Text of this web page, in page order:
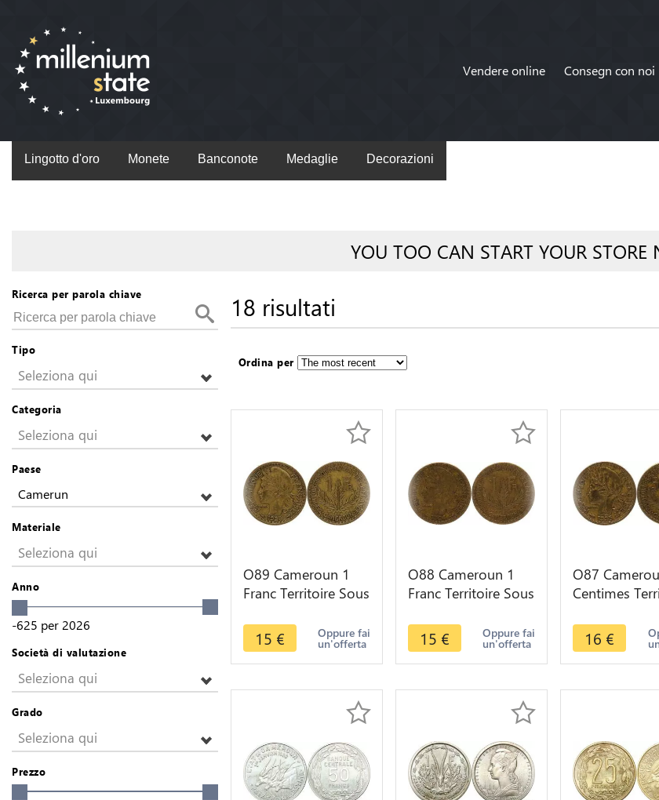
Vendere online Consegn con noi
Lingotto d'oro Monete Banconote Medaglie Decorazioni
YOU TOO CAN START YOUR STORE
Ricerca per parola chiave
Tipo
Seleziona qui
Categoria
Seleziona qui
Paese
Camerun
Materiale
Seleziona qui
Anno
-625 per 2026
Società di valutazione
Seleziona qui
Grado
Seleziona qui
Prezzo
18 risultati
Ordina per
O89 Cameroun 1
Franc Territoire Sous
Make offer
15 € Oppure fai
un'offerta
O88 Cameroun 1
Franc Territoire Sous
Make offer
15 € Oppure fai
un'offerta
O87
Centimes
> Make offer
16 €